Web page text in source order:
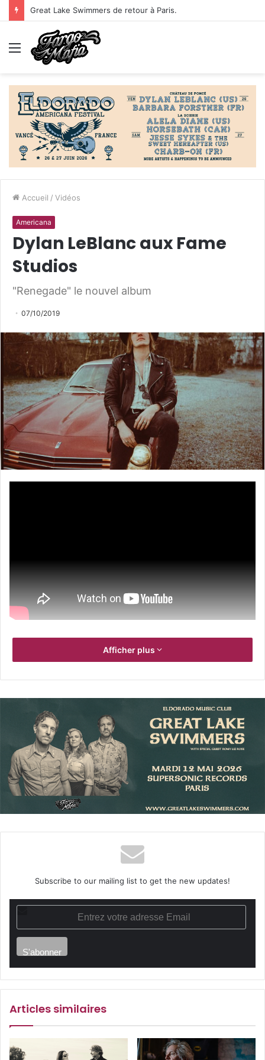
From Austin, Texas : The Animeros!
Menu
Accueil / Vidéos
Americana
Dylan LeBlanc aux Fame
Studios
"Renegade" le nouvel album
07/10/2019
Afficher plus
Subscribe to our mailing list to get the new updates!
E
t
r
z
v
e
a
d
s
Articles similaires